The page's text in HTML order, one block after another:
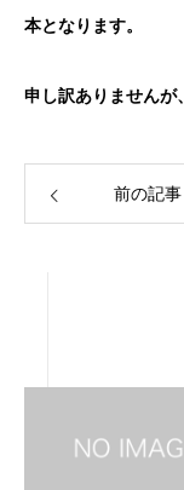
本となります。
申し訳ありませんが
前の記事